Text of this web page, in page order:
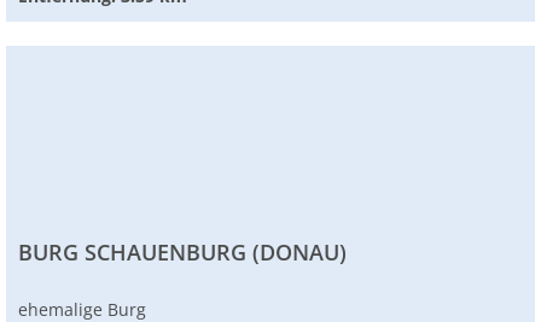
BURG SCHAUENBURG (DONAU)
ehemalige Burg